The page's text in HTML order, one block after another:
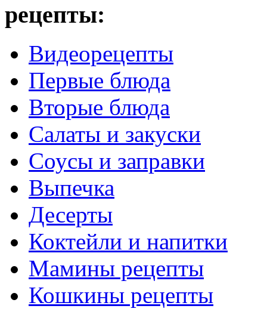
рецепты:
Видеорецепты
Первые блюда
Вторые блюда
Салаты и закуски
Соусы и заправки
Выпечка
Десерты
Коктейли и напитки
Мамины рецепты
Кошкины рецепты